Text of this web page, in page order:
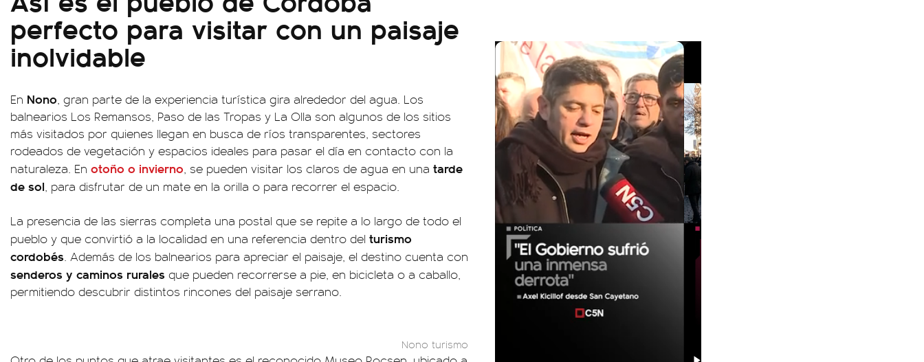
perfecto para visitar con un paisaje
inolvidable
En Nono, gran parte de la experiencia turística gira alrededor del agua. Los
balnearios Los Remansos, Paso de las Tropas y La Olla son algunos de los sitios
más visitados por quienes llegan en busca de ríos transparentes, sectores
rodeados de vegetación y espacios ideales para pasar el día en contacto con la
naturaleza. En otoño o invierno, se pueden visitar los claros de agua en una tarde
de sol, para disfrutar de un mate en la orilla o para recorrer el espacio.
La presencia de las sierras completa una postal que se repite a lo largo de todo el
pueblo y que convirtió a la localidad en una referencia dentro del turismo
cordobés. Además de los balnearios para apreciar el paisaje, el destino cuenta con
senderos y caminos rurales que pueden recorrerse a pie, en bicicleta o a caballo,
permitiendo descubrir distintos rincones del paisaje serrano.
Nono turismo